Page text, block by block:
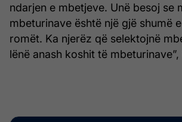
ndarjen e mbetjeve. Unë besoj se
mbeturinave është një gjë shumë
romët. Ka njerëz që selektojnë
lënë anash koshit të mbeturinave”,